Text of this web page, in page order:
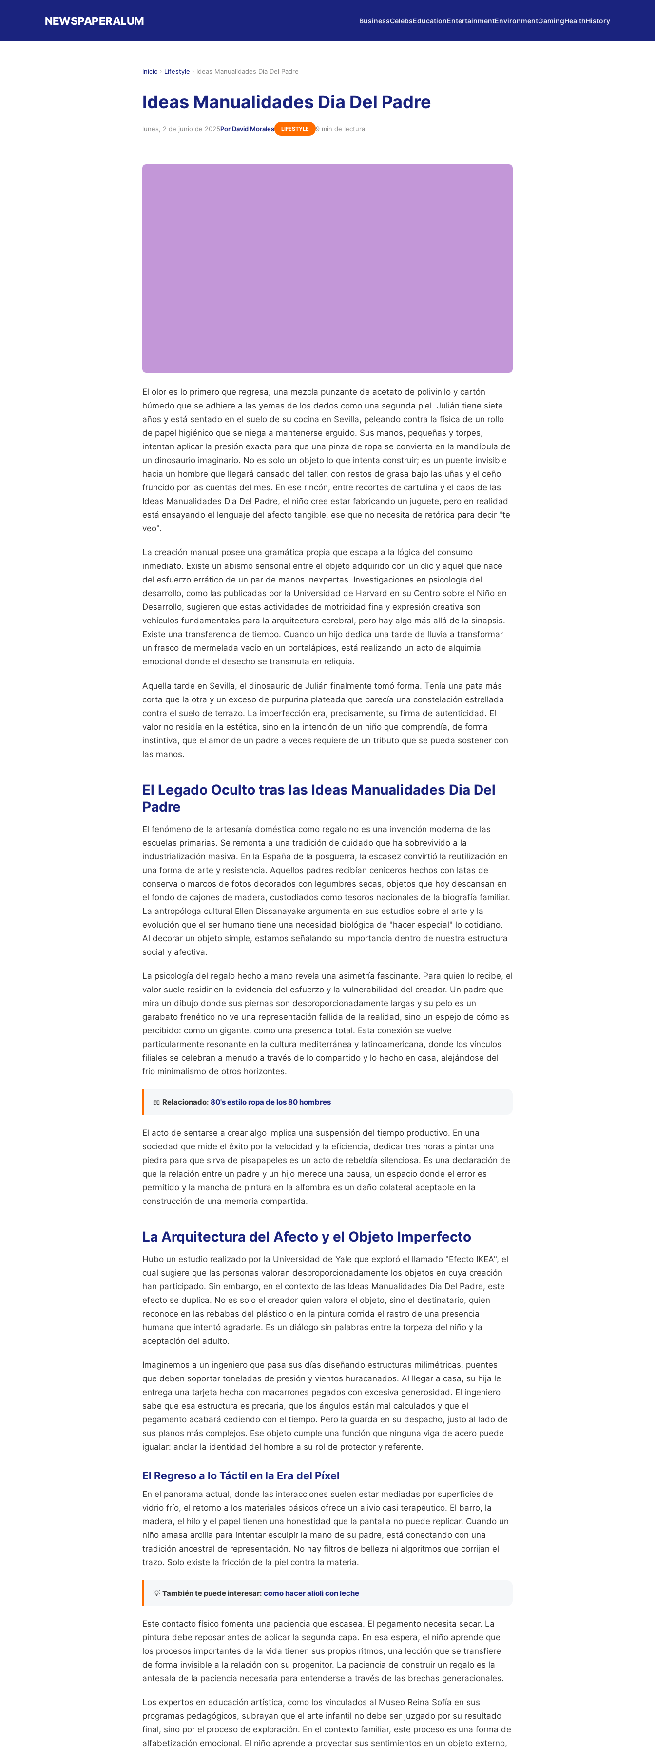
NEWSPAPERALUM BusinessCelebsEducationEntertainmentEnvironmentGamingHealthHistory
Inicio › Lifestyle › Ideas Manualidades Dia Del Padre
Ideas Manualidades Dia Del Padre
lunes, 2 de junio de 2025Por David Morales LIFESTYLE 9 min de lectura
El olor es lo primero que regresa, una mezcla punzante de acetato de polivinilo y cartón
húmedo que se adhiere a las yemas de los dedos como una segunda piel. Julián tiene siete
años y está sentado en el suelo de su cocina en Sevilla, peleando contra la física de un rollo
de papel higiénico que se niega a mantenerse erguido. Sus manos, pequeñas y torpes,
intentan aplicar la presión exacta para que una pinza de ropa se convierta en la mandíbula de
un dinosaurio imaginario. No es solo un objeto lo que intenta construir; es un puente invisible
hacia un hombre que llegará cansado del taller, con restos de grasa bajo las uñas y el ceño
fruncido por las cuentas del mes. En ese rincón, entre recortes de cartulina y el caos de las
Ideas Manualidades Dia Del Padre, el niño cree estar fabricando un juguete, pero en realidad
está ensayando el lenguaje del afecto tangible, ese que no necesita de retórica para decir "te
veo".
La creación manual posee una gramática propia que escapa a la lógica del consumo
inmediato. Existe un abismo sensorial entre el objeto adquirido con un clic y aquel que nace
del esfuerzo errático de un par de manos inexpertas. Investigaciones en psicología del
desarrollo, como las publicadas por la Universidad de Harvard en su Centro sobre el Niño en
Desarrollo, sugieren que estas actividades de motricidad fina y expresión creativa son
vehículos fundamentales para la arquitectura cerebral, pero hay algo más allá de la sinapsis.
Existe una transferencia de tiempo. Cuando un hijo dedica una tarde de lluvia a transformar
un frasco de mermelada vacío en un portalápices, está realizando un acto de alquimia
emocional donde el desecho se transmuta en reliquia.
Aquella tarde en Sevilla, el dinosaurio de Julián finalmente tomó forma. Tenía una pata más
corta que la otra y un exceso de purpurina plateada que parecía una constelación estrellada
contra el suelo de terrazo. La imperfección era, precisamente, su firma de autenticidad. El
valor no residía en la estética, sino en la intención de un niño que comprendía, de forma
instintiva, que el amor de un padre a veces requiere de un tributo que se pueda sostener con
las manos.
El Legado Oculto tras las Ideas Manualidades Dia Del
Padre
El fenómeno de la artesanía doméstica como regalo no es una invención moderna de las
escuelas primarias. Se remonta a una tradición de cuidado que ha sobrevivido a la
industrialización masiva. En la España de la posguerra, la escasez convirtió la reutilización en
una forma de arte y resistencia. Aquellos padres recibían ceniceros hechos con latas de
conserva o marcos de fotos decorados con legumbres secas, objetos que hoy descansan en
el fondo de cajones de madera, custodiados como tesoros nacionales de la biografía familiar.
La antropóloga cultural Ellen Dissanayake argumenta en sus estudios sobre el arte y la
evolución que el ser humano tiene una necesidad biológica de "hacer especial" lo cotidiano.
Al decorar un objeto simple, estamos señalando su importancia dentro de nuestra estructura
social y afectiva.
La psicología del regalo hecho a mano revela una asimetría fascinante. Para quien lo recibe, el
valor suele residir en la evidencia del esfuerzo y la vulnerabilidad del creador. Un padre que
mira un dibujo donde sus piernas son desproporcionadamente largas y su pelo es un
garabato frenético no ve una representación fallida de la realidad, sino un espejo de cómo es
percibido: como un gigante, como una presencia total. Esta conexión se vuelve
particularmente resonante en la cultura mediterránea y latinoamericana, donde los vínculos
filiales se celebran a menudo a través de lo compartido y lo hecho en casa, alejándose del
frío minimalismo de otros horizontes.
📖 Relacionado: 80's estilo ropa de los 80 hombres
El acto de sentarse a crear algo implica una suspensión del tiempo productivo. En una
sociedad que mide el éxito por la velocidad y la eficiencia, dedicar tres horas a pintar una
piedra para que sirva de pisapapeles es un acto de rebeldía silenciosa. Es una declaración de
que la relación entre un padre y un hijo merece una pausa, un espacio donde el error es
permitido y la mancha de pintura en la alfombra es un daño colateral aceptable en la
construcción de una memoria compartida.
La Arquitectura del Afecto y el Objeto Imperfecto
Hubo un estudio realizado por la Universidad de Yale que exploró el llamado "Efecto IKEA", el
cual sugiere que las personas valoran desproporcionadamente los objetos en cuya creación
han participado. Sin embargo, en el contexto de las Ideas Manualidades Dia Del Padre, este
efecto se duplica. No es solo el creador quien valora el objeto, sino el destinatario, quien
reconoce en las rebabas del plástico o en la pintura corrida el rastro de una presencia
humana que intentó agradarle. Es un diálogo sin palabras entre la torpeza del niño y la
aceptación del adulto.
Imaginemos a un ingeniero que pasa sus días diseñando estructuras milimétricas, puentes
que deben soportar toneladas de presión y vientos huracanados. Al llegar a casa, su hija le
entrega una tarjeta hecha con macarrones pegados con excesiva generosidad. El ingeniero
sabe que esa estructura es precaria, que los ángulos están mal calculados y que el
pegamento acabará cediendo con el tiempo. Pero la guarda en su despacho, justo al lado de
sus planos más complejos. Ese objeto cumple una función que ninguna viga de acero puede
igualar: anclar la identidad del hombre a su rol de protector y referente.
El Regreso a lo Táctil en la Era del Píxel
En el panorama actual, donde las interacciones suelen estar mediadas por superficies de
vidrio frío, el retorno a los materiales básicos ofrece un alivio casi terapéutico. El barro, la
madera, el hilo y el papel tienen una honestidad que la pantalla no puede replicar. Cuando un
niño amasa arcilla para intentar esculpir la mano de su padre, está conectando con una
tradición ancestral de representación. No hay filtros de belleza ni algoritmos que corrijan el
trazo. Solo existe la fricción de la piel contra la materia.
💡 También te puede interesar: como hacer alioli con leche
Este contacto físico fomenta una paciencia que escasea. El pegamento necesita secar. La
pintura debe reposar antes de aplicar la segunda capa. En esa espera, el niño aprende que
los procesos importantes de la vida tienen sus propios ritmos, una lección que se transfiere
de forma invisible a la relación con su progenitor. La paciencia de construir un regalo es la
antesala de la paciencia necesaria para entenderse a través de las brechas generacionales.
Los expertos en educación artística, como los vinculados al Museo Reina Sofía en sus
programas pedagógicos, subrayan que el arte infantil no debe ser juzgado por su resultado
final, sino por el proceso de exploración. En el contexto familiar, este proceso es una forma de
alfabetización emocional. El niño aprende a proyectar sus sentimientos en un objeto externo,